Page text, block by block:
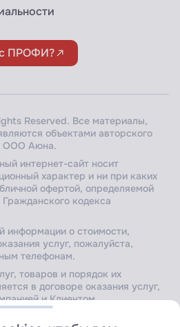
ПРОФИ?
Reserved. Все материалы,
объектами авторского
ООО Аюна.
интернет-сайт носит
характер и ни при каких
офертой, определяемой
кодекса
информации о стоимости,
услуг, пожалуйста,
телефонам.
товаров и порядок их
в договоре оказания услуг,
и Клиентом.